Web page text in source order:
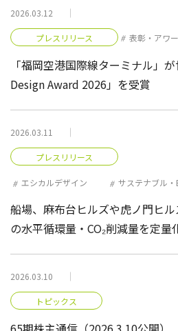
2026.03.12
プレスリリース 表彰・アワ
「福岡空港国際線ターミナル」
Design Award 2026」を受賞
2026.03.11
プレスリリース
エシカルデザイン サステナブル・
船場、麻布台ヒルズや虎ノ門ヒ
の水平循環量・CO₂削減量を定量
2026.03.10
トピックス